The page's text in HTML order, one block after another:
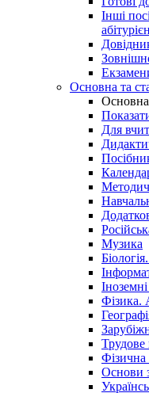
Інші
Основна та
Для
Музика
Фізика.
Трудове
Фізична
Основи